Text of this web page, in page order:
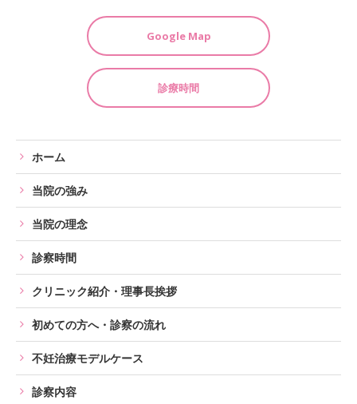
Google Map
診療時間
ホーム
当院の強み
当院の理念
診察時間
クリニック紹介・理事長挨拶
初めての方へ・診察の流れ
不妊治療モデルケース
診察内容